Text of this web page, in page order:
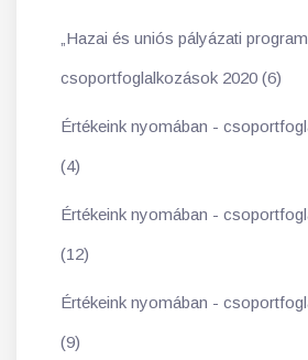
„Hazai és uniós pályázati
csoportfoglalkozások 2020 (6)
Értékeink nyomában -
(4)
Értékeink nyomában -
(12)
Értékeink nyomában -
(9)